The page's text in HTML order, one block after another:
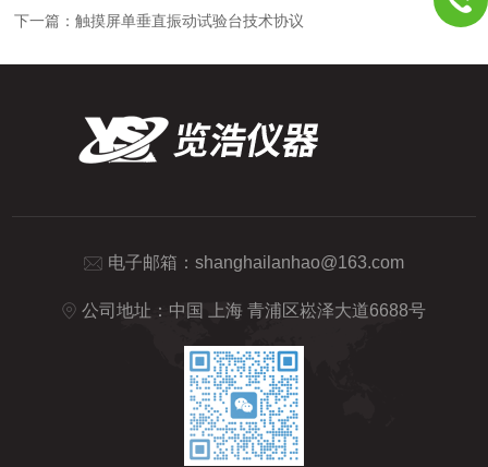
下一篇：触摸屏单垂直振动试验台技术协议
电子邮箱： shanghailanhao@163.com
公司地址：中国 上海 青浦区崧泽大道6688号